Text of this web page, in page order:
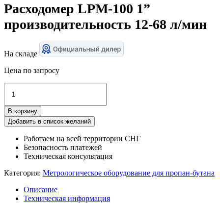
Расходомер LPM-100 1”
производительность 12-68 л/мин
На складе
Цена по запросу
товара
Расходомер
LPM-
100
производительность
мин
В корзину
Добавить в список желаний
Работаем на всей территории СНГ
Безопасность платежей
Техническая консультация
Категория: Метрологическое оборудование для пропан-бутана
Описание
Техническая информация